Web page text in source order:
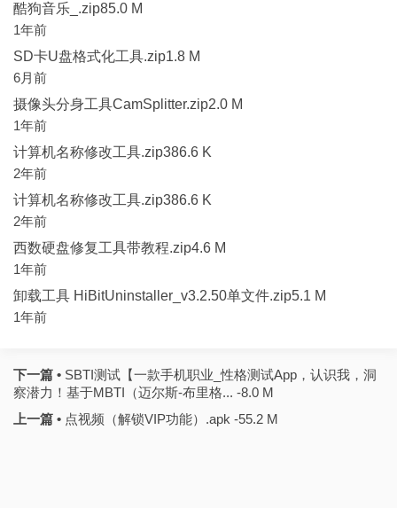
酷狗音乐_.zip85.0 M
1年前
SD卡U盘格式化工具.zip1.8 M
6月前
摄像头分身工具CamSplitter.zip2.0 M
1年前
计算机名称修改工具.zip386.6 K
2年前
计算机名称修改工具.zip386.6 K
2年前
西数硬盘修复工具带教程.zip4.6 M
1年前
卸载工具 HiBitUninstaller_v3.2.50单文件.zip5.1 M
1年前
下一篇 • SBTI测试【一款手机职业_性格测试App，认识我，洞
察潜力！基于MBTI（迈尔斯-布里格... -8.0 M
上一篇 • 点视频（解锁VIP功能）.apk -55.2 M